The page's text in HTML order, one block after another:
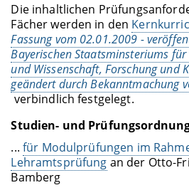
Die inhaltlichen
Fächer werden in den
Fassung vom 02.01.2009 -
Bayerischen Staatsminsteriums
und Wissenschaft, Forschung und
geändert durch Bekanntmachung
verbindlich festgelegt.
Studien- und
... für Modulprüfungen im
Lehramtsprüfung an der Otto-
Bamberg